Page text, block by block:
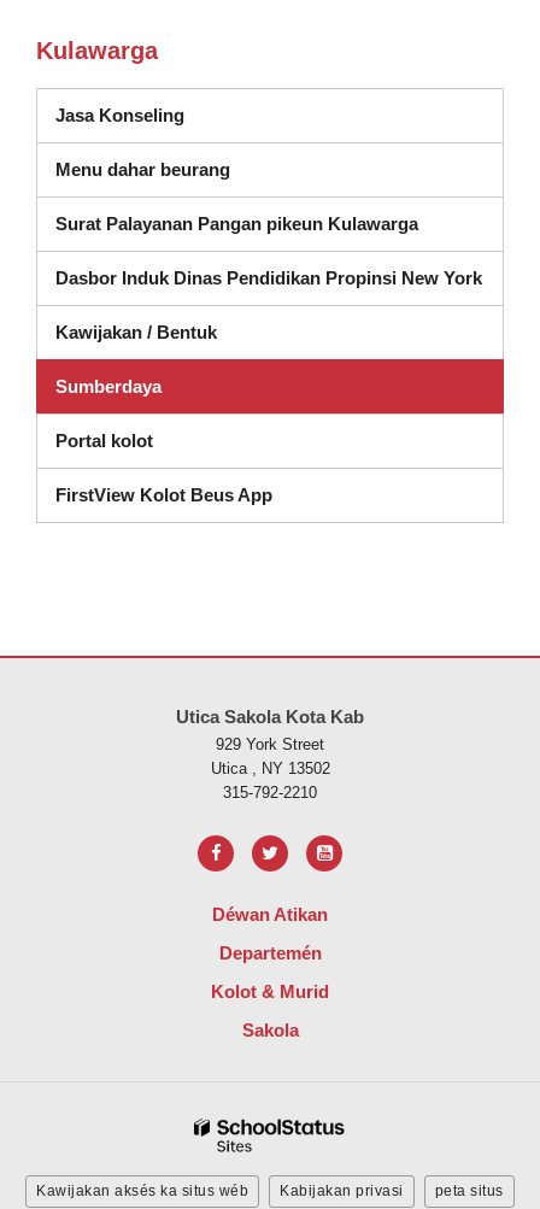
Kulawarga
Jasa Konseling(muka dina jandela anyar)
Menu dahar beurang
Surat Palayanan Pangan pikeun Kulawarga
Dasbor Induk Dinas Pendidikan Propinsi New York(muka
Kawijakan / Bentuk
Sumberdaya
Portal kolot
FirstView Kolot Beus App
Utica Sakola Kota Kab
929 York Street
Utica , NY 13502
315-792-2210
Déwan Atikan
Departemén
Kolot & Murid
Sakola
Kawijakan aksés ka situs wéb Kabijakan privasi peta situs